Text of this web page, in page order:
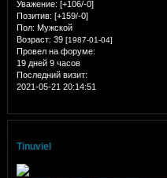
Уважение: [+106/-0]
Позитив: [+159/-0]
Пол: Мужской
Возраст: 39 [1987-01-04]
Провел на форуме:
19 дней 9 часов
Последний визит:
2021-05-21 20:14:51
Tinuviel